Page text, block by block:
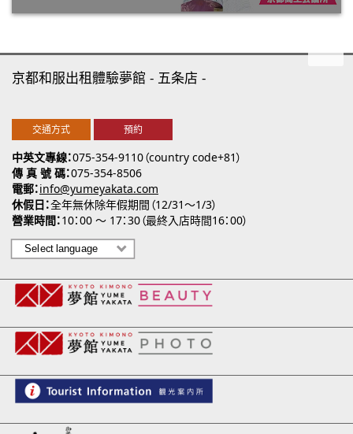
中英文專線 075-354-9110（country code+81）
傳 真 號 碼 075-354-8506
電郵 info@yumeyakata.com
休假日 全年無休除年假期間（12/31～1/3）
營業時間 10：00 ～ 17：30（最終入店時間16：00）
京都和服出租體驗夢館 五条店
交通方式 預約